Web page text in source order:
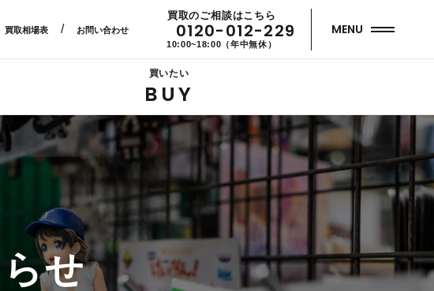
買取相場表/ お問い合わせ
買取のご相談はこちら
0120-012-229
10:00~18:00（年中無休）
MENU
買いたい
BUY
せ